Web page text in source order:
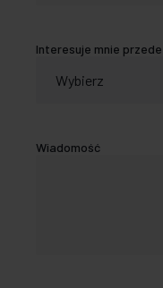
Interesuje mnie
Wiadomość